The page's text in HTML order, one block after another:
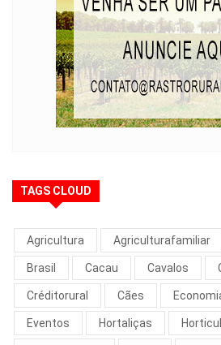
TAGS CLOUD
Agricultura Agriculturafamiliar
Brasil Cacau Cavalos
Créditorural Cães
Eventos Hortaliças